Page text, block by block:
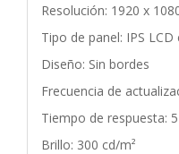
Resolución: 1920 x
Tipo de panel: IPS
Diseño: Sin bordes
Frecuencia de
Tiempo de respuesta:
Brillo: 300 cd/m²